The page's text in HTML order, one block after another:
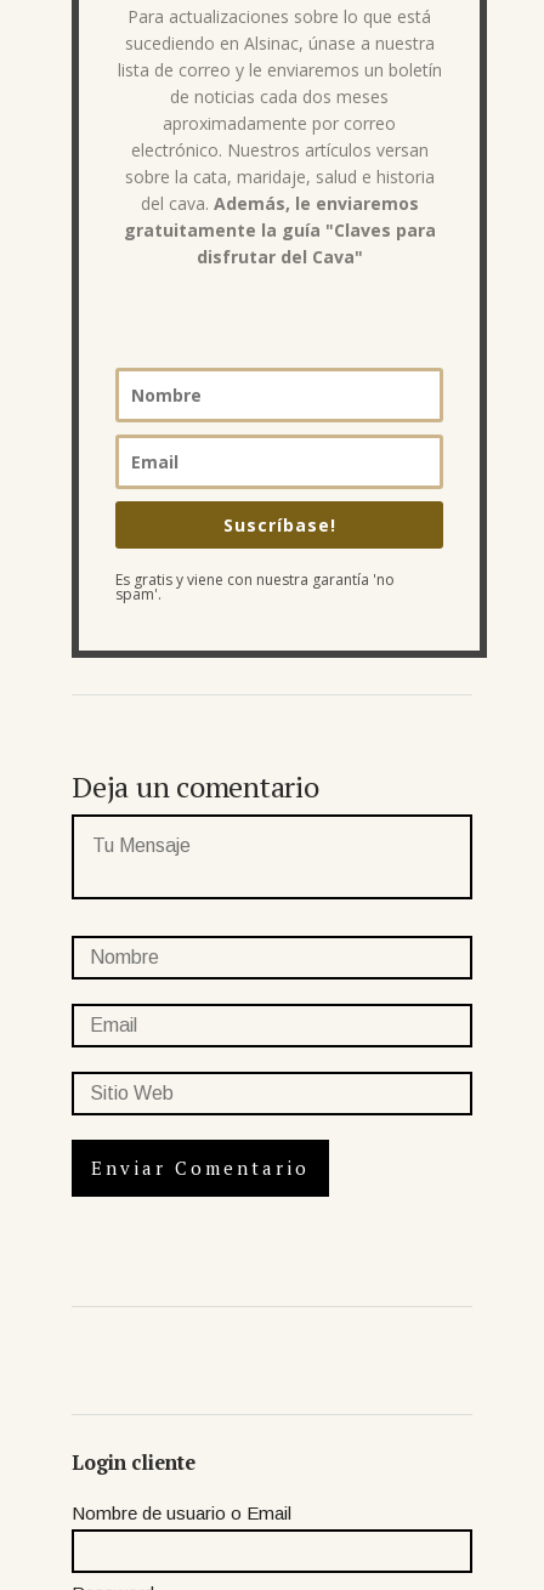
Para actualizaciones sobre lo que está
sucediendo en Alsinac, únase a nuestra
lista de correo y le enviaremos un boletín
de noticias cada dos meses
aproximadamente por correo
electrónico. Nuestros artículos versan
sobre la cata, maridaje, salud e historia
del cava. Además, le enviaremos
gratuitamente la guía "Claves para
disfrutar del Cava"
Suscríbase!
Es gratis y viene con nuestra garantía 'no
spam'.
Deja un comentario
Login cliente
Nombre de usuario o Email